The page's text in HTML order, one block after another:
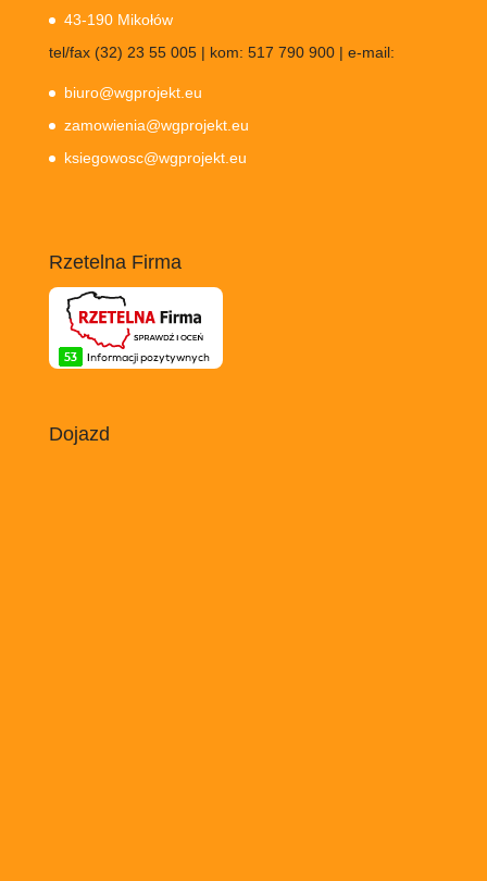
43-190 Mikołów
tel/fax (32) 23 55 005 | kom: 517 790 900 | e-mail:
biuro@wgprojekt.eu
zamowienia@wgprojekt.eu
ksiegowosc@wgprojekt.eu
Rzetelna Firma
Dojazd